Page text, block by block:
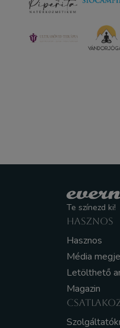
Te színezd ki!
HASZNOS
Hasznos
Média
Letölthető
Magazin